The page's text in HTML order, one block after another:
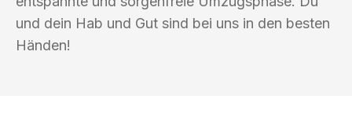
und dein Hab und Gut sind bei uns in den besten
Händen!